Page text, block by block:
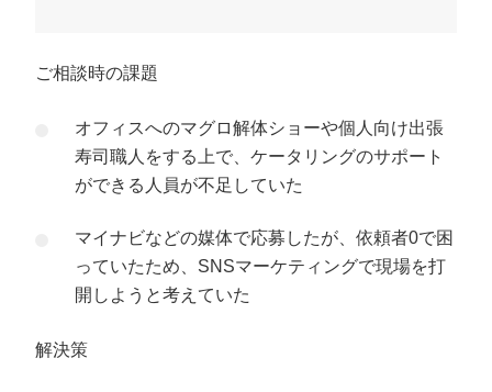
ご相談時の課題
オフィスへのマグロ解体ショーや個人向け出張
寿司職人をする上で、ケータリングのサポート
ができる人員が不足していた
マイナビなどの媒体で応募したが、依頼者0で困
っていたため、SNSマーケティングで現場を打
開しようと考えていた
解決策